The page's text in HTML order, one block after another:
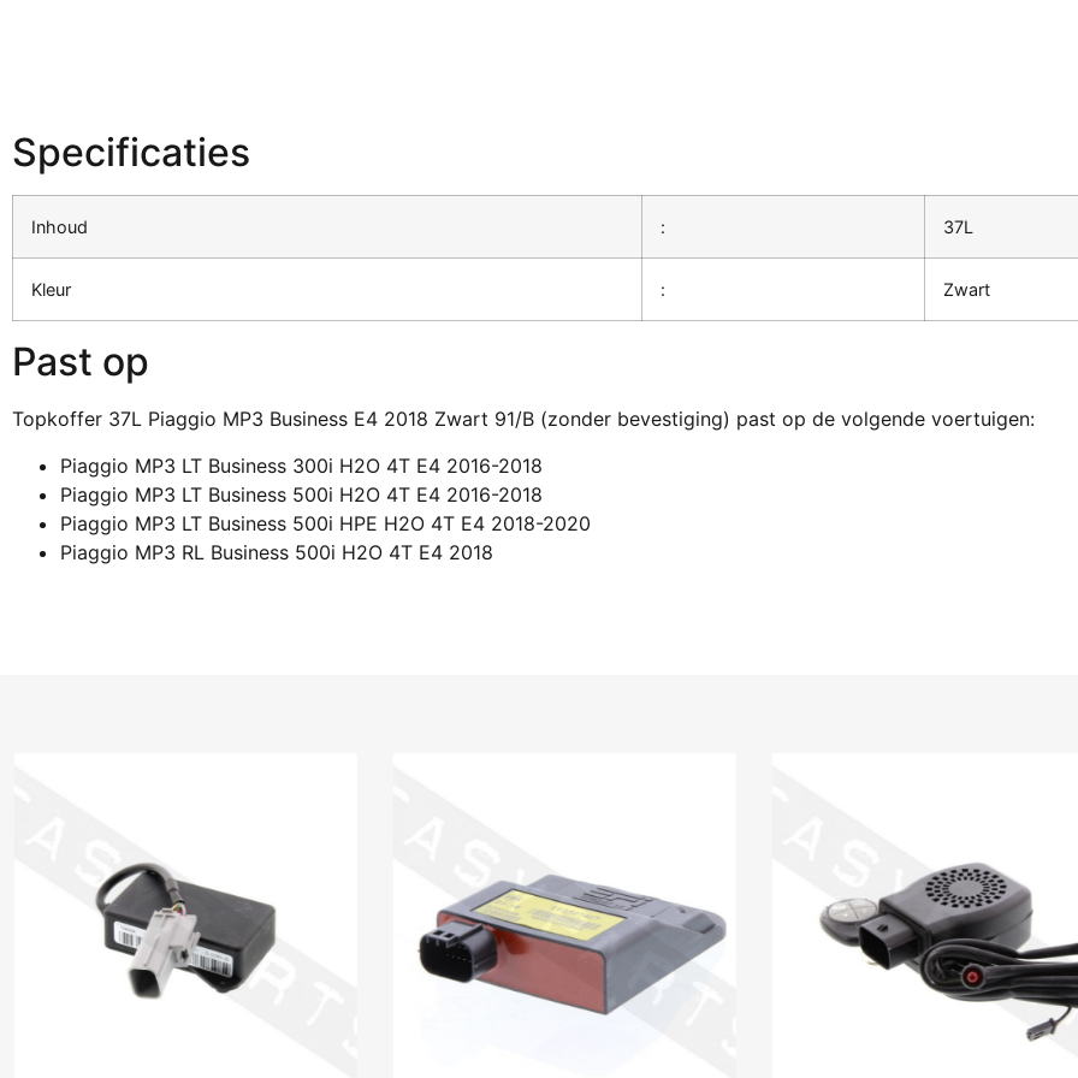
Specificaties
Inhoud : 37L
Kleur : Zwart
Past op
Topkoffer 37L Piaggio MP3 Business E4 2018 Zwart 91/B (zonder bevestiging) past op de volgende voertuigen:
Piaggio MP3 LT Business 300i H2O 4T E4 2016-2018
Piaggio MP3 LT Business 500i H2O 4T E4 2016-2018
Piaggio MP3 LT Business 500i HPE H2O 4T E4 2018-2020
Piaggio MP3 RL Business 500i H2O 4T E4 2018